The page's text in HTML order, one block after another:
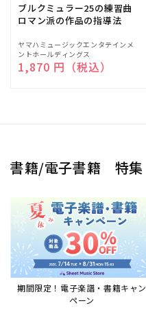
ブルクミュラー25の練習曲
ロマン派の作品の指導法
販
売
元:
ヤマハミュージックエンタテインメ
ントホールディングス
通常価格
1,870 円（税込）
書籍/電子書籍 特集
期間限定！電子楽譜・書籍キャン
ペーン